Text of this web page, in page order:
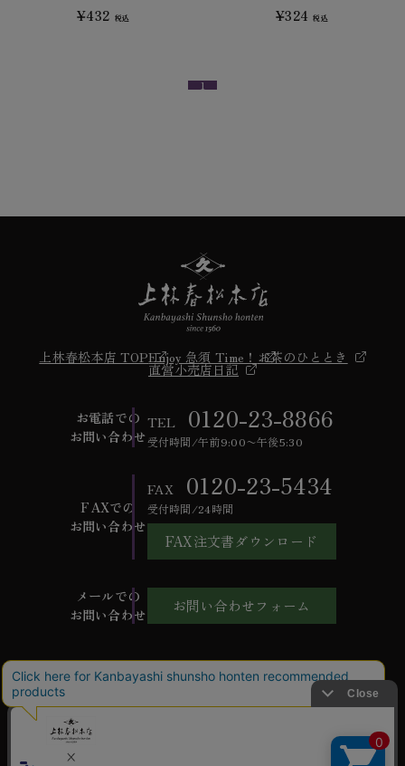
¥432 税込 ¥324税込
1
上林春松本店 TOPEnjoy 急須 Time！ お茶のひととき
直営小売店日記
お電話での
お問い合わせ
TEL 0120-23-8866
受付時間/午前9:00〜午後5:30
FAXでの
お問い合わせ
FAX 0120-23-5434
受付時間/24時間
FAX注文書ダウンロード
メールでの
お問い合わせ
お問い合わせフォーム
ご利用ガイドよくあるご質問お問い合わせ